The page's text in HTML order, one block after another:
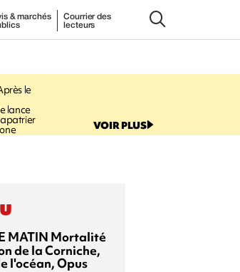
& marchés
Courrier des
lecteurs
le
lance
VOIR PLUS
MATIN Mortalité
de la Corniche,
l'océan, Opus